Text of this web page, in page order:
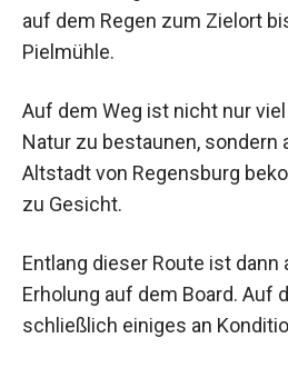
auf dem Regen zum Zielort
Pielmühle.
Auf dem Weg ist nicht nur
Natur zu bestaunen, sondern
Altstadt von Regensburg
zu Gesicht.
Entlang dieser Route ist
Erholung auf dem Board. Auf
schließlich einiges an